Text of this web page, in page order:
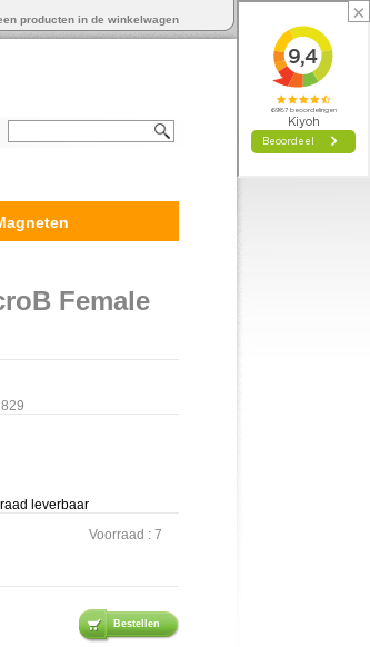
producten in de winkelwagen
Female
leverbaar
Voorraad : 7
Bestellen
×